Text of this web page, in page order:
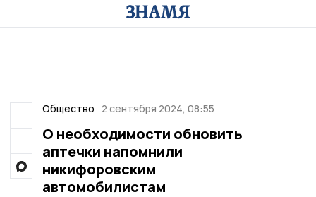
Общество 2 сентября 2024, 08:55
О необходимости обновить
аптечки напомнили
никифоровским
автомобилистам